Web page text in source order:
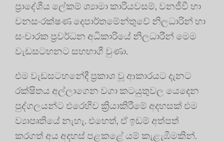
ප්‍රාදේශීය ලේකම් ශ්‍යාමා කාරියවසම්, වනජීවී හා
වනසංරක්ෂණ දෙපාර්තමේන්තුවේ නිලධාරින් හා
සංචාරක ප්‍රවර්ධන අධිකාරියේ නිලධාරීන් මෙම
වැඩසටහනට සහභාගී වුණා.
එම වැඩසටහනේදී ප්‍රකාශ වූ ආකාරයට දැනට
රක්ෂිතය අල්ලාගෙන වගා කටයුතුවල යෙදෙන
පුද්ගලයන්ට එරෙහිව ක්‍රියාකිරීමේ අදහසක් එම
ව්‍යාපෘතියේ නැහැ. එහෙත්, ඒ ඉඩම් අත්පත්
කරගත් අය අදහස් පළකළේ යම් කැළැඹීමකින්.